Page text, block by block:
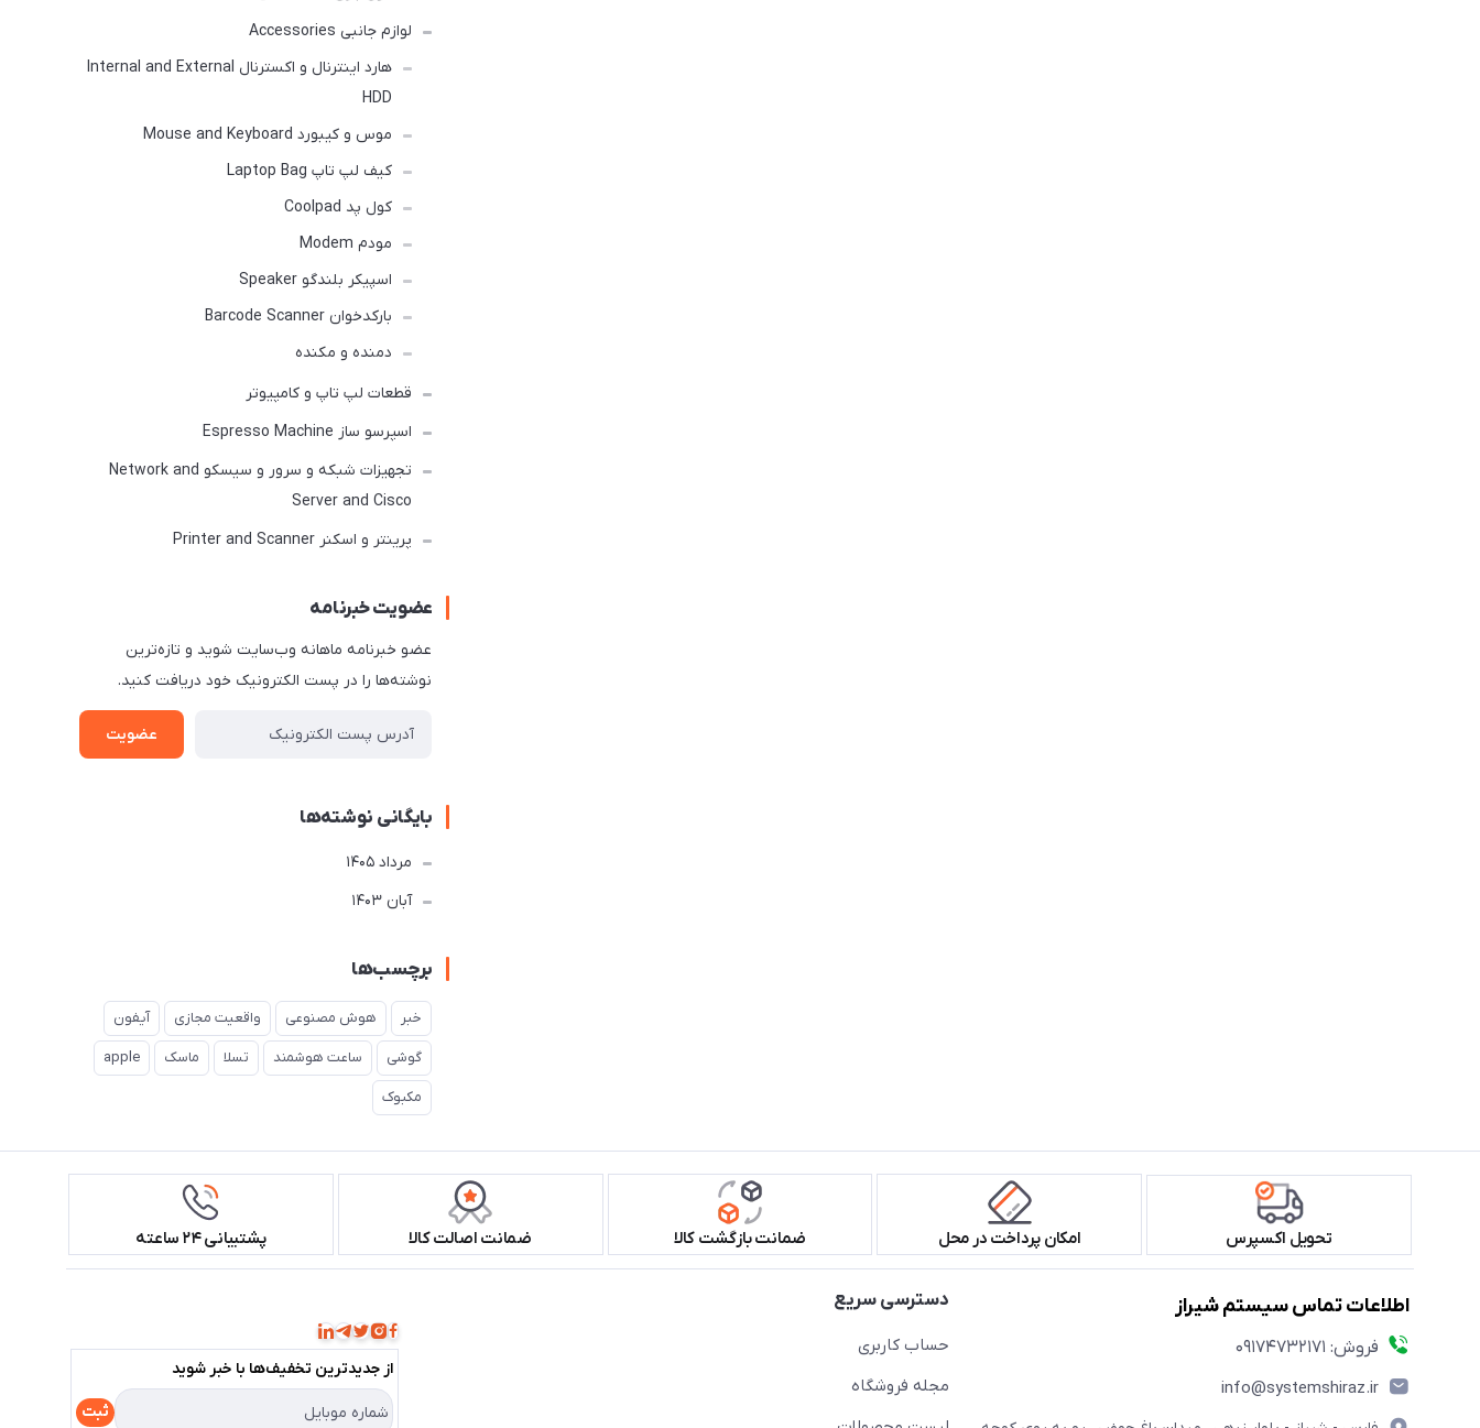
لوازم جانبی Accessories
هارد اینترنال و اکسترنال Internal and External
HDD
موس و کیبورد Mouse and Keyboard
کیف لپ تاپ Laptop Bag
کول پد Coolpad
مودم Modem
اسپیکر بلندگو Speaker
بارکدخوان Barcode Scanner
دمنده و مکنده
قطعات لپ تاپ و کامپیوتر
اسپرسو ساز Espresso Machine
تجهیزات شبکه و سرور و سیسکو Network and
Server and Cisco
پرینتر و اسکنر Printer and Scanner
عضویت خبرنامه
عضو خبرنامه ماهانه وب‌سایت شوید و تازه‌ترین
نوشته‌ها را در پست الکترونیک خود دریافت کنید.
عضویت
بایگانی نوشته‌ها
مرداد 1405
آبان 1403
برچسب‌ها
خبر هوش مصنوعی واقعیت مجازی آیفون
گوشی ساعت هوشمند تسلا ماسک apple
مکبوک
تحویل اکسپرس امکان پرداخت در محل ضمانت بازگشت کالا ضمانت اصالت کالا پشتیبانی ۲۴ ساعته
اطلاعات تماس سیستم شیراز
فروش: 09174732171
info@systemshiraz.ir
دسترسی سریع
حساب کاربری
مجله فروشگاه
از جدید‌ترین تخفیف‌ها با‌ خبر شوید
ثبت